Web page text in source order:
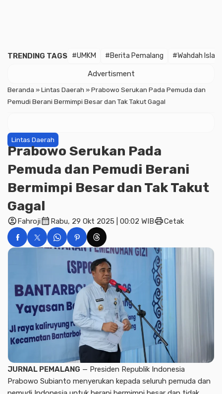
TRENDING TAGS #UMKM #Berita Pemalang #Wahdah
Advertisment
Beranda »Lintas Daerah »Prabowo Serukan Pada Pemuda dan
Pemudi Berani Bermimpi Besar dan Tak Takut Gagal
Lintas Daerah
Prabowo Serukan Pada
Pemuda dan Pemudi Berani
Bermimpi Besar dan Tak Takut
Gagal
account_circleFahrojicalendar_month Rabu, 29 Okt 2025 | 00:02 WIBprintCetak
JURNAL PEMALANG — Presiden Republik Indonesia
Prabowo Subianto menyerukan kepada seluruh pemuda dan